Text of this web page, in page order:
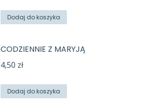
Dodaj do koszyka
CODZIENNIE Z MARYJĄ
4,50 zł
Dodaj do koszyka